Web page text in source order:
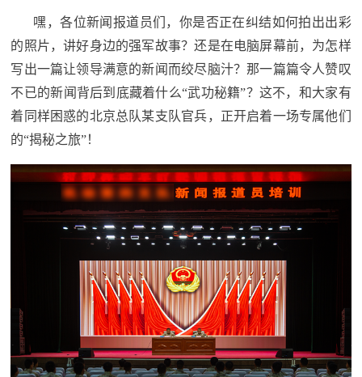
政
要
闻
点
追
踪
追
防
法
国
防
法
规
国
防
知
嘿，各位新闻报道员们，你是否正在纠结如何拍出出彩
的照片，讲好身边的强军故事？还是在电脑屏幕前，为怎样
写出一篇让领导满意的新闻而绞尽脑汁？那一篇篇令人赞叹
不已的新闻背后到底藏着什么“武功秘籍”？这不，和大家有
着同样困惑的北京总队某支队官兵，正开启着一场专属他们
的“揭秘之旅”！